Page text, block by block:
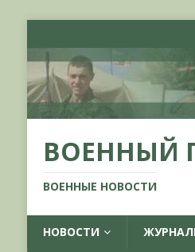
ВОЕННЫЙ
ВОЕННЫЕ НОВОСТИ
НОВОСТИ